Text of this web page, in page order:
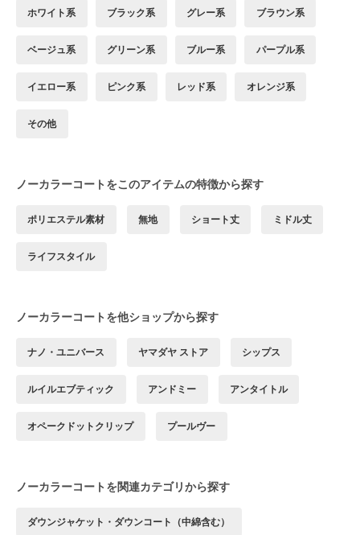
ホワイト系 ブラック系 グレー系 ブラウン系
ベージュ系 グリーン系 ブルー系 パープル系
イエロー系 ピンク系 レッド系 オレンジ系
その他
ノーカラーコートをこのアイテムの特徴から探す
ポリエステル素材 無地 ショート丈 ミドル丈
ライフスタイル
ノーカラーコートを他ショップから探す
ナノ・ユニバース ヤマダヤ ストア シップス
ルイルエブティック アンドミー アンタイトル
オペークドットクリップ プールヴー
ノーカラーコートを関連カテゴリから探す
ダウンジャケット・ダウンコート（中綿含む）